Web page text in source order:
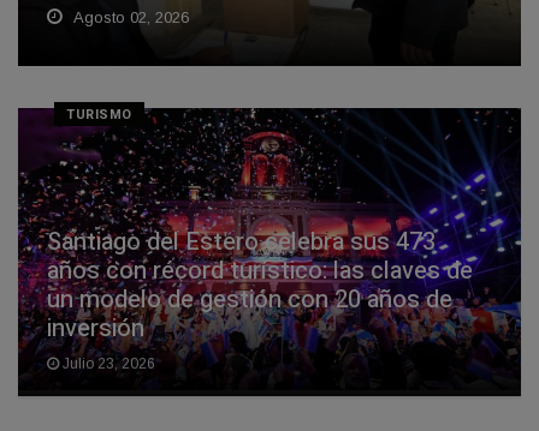
Agosto 02, 2026
TURISMO
Santiago del Estero celebra sus 473
años con récord turístico: las claves de
un modelo de gestión con 20 años de
inversión
Julio 23, 2026